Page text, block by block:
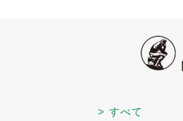
> すべて